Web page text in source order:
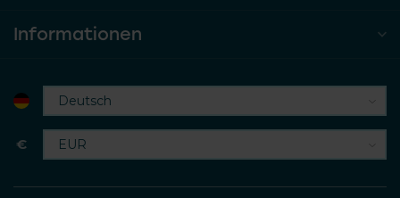
Informationen
€